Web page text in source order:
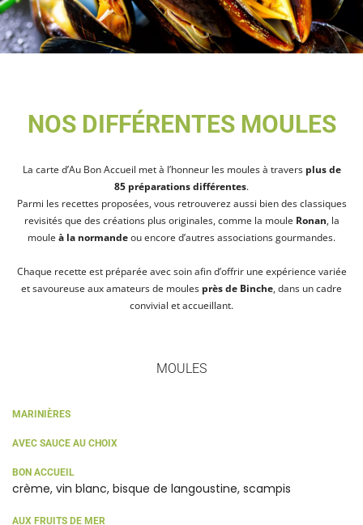
NOS DIFFÉRENTES MOULES
La carte d’Au Bon Accueil met à l’honneur les moules à travers plus de
85 préparations différentes.
Parmi les recettes proposées, vous retrouverez aussi bien des classiques
revisités que des créations plus originales, comme la moule Ronan, la
moule à la normandeou encore d’autres associations gourmandes.
Chaque recette est préparée avec soin afin d’offrir une expérience variée
et savoureuse aux amateurs de moules près de Binche, dans un cadre
convivial et accueillant.
MOULES
MARINIÈRES
AVEC SAUCE AU CHOIX
BON ACCUEIL
crème, vin blanc, bisque de langoustine, scampis
AUX FRUITS DE MER